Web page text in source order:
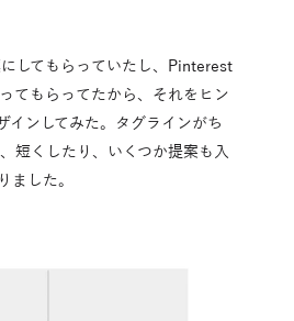
してもらっていたし、Pinterest
てもらってたから、それをヒン
インしてみた。タグラインがち
短くしたり、いくつか提案も入
ました。